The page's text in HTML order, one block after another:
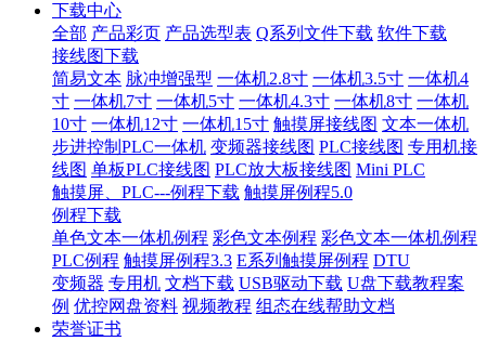
下载中心
全部 产品彩页 产品选型表 Q系列文件下载 软件下载
接线图下载
简易文本 脉冲增强型 一体机2.8寸 一体机3.5寸 一体机4
寸 一体机7寸 一体机5寸 一体机4.3寸 一体机8寸 一体机
10寸 一体机12寸 一体机15寸 触摸屏接线图 文本一体机
步进控制PLC一体机 变频器接线图 PLC接线图 专用机接
线图 单板PLC接线图 PLC放大板接线图 Mini PLC
触摸屏、PLC---例程下载 触摸屏例程5.0
例程下载
单色文本一体机例程 彩色文本例程 彩色文本一体机例程
PLC例程 触摸屏例程3.3 E系列触摸屏例程 DTU
变频器 专用机 文档下载 USB驱动下载 U盘下载教程案
例 优控网盘资料 视频教程 组态在线帮助文档
荣誉证书